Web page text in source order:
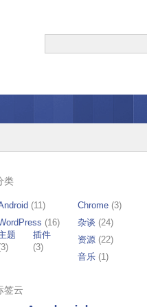
类
(11) Chrome (3)
(16)
题
插件
(3)
杂谈 (24)
资源 (22)
音乐 (1)
签云